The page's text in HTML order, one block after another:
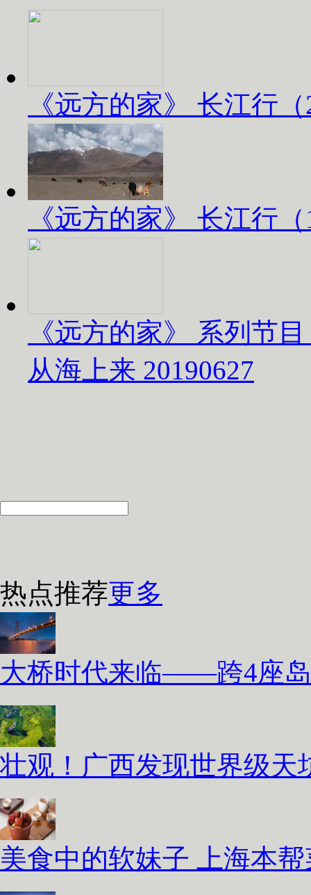
《远方的家》 长江行
《远方的家》 长江行
《远方的家》 系列节
从海上来 20190627
热点推荐更多
大桥时代来临——跨4座
壮观！广西发现世界级天
美食中的软妹子 上海本